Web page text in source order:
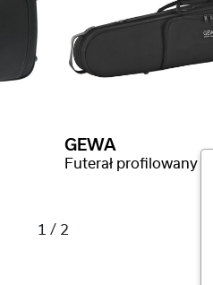
GEWA
1 / 2